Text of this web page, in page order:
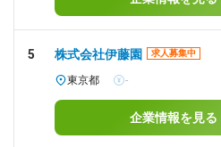
5 株式会社伊藤園 求人募集中
東京都 -
企業情報を見る